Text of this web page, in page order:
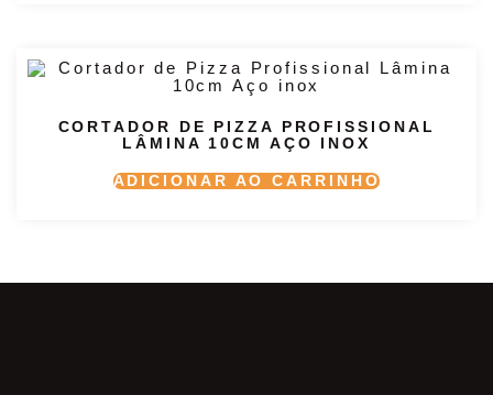
CORTADOR DE PIZZA PROFISSIONAL
LÂMINA 10CM AÇO INOX
ADICIONAR AO CARRINHO